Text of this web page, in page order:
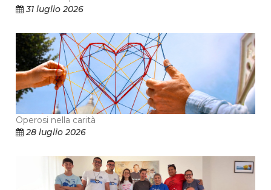
31 luglio 2026
Operosi nella carità
28 luglio 2026